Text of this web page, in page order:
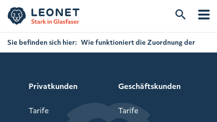
Sie befinden sich hier: Wie funktioniert die Zuordnung der
Privatkunden
Tarife
Geschäftskunden
Tarife